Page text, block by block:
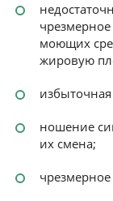
моющих
жировую
ношение
их смена;
чрезмерное